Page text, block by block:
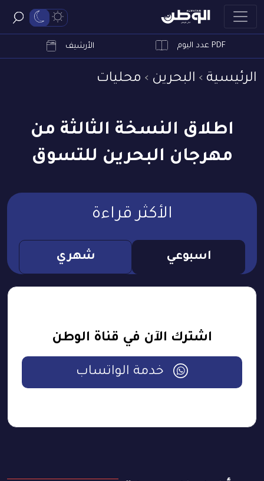
PDF عدد اليوم الأرشيف
الرئيسية البحرين محليات
اطلاق النسخة الثالثة من
مهرجان البحرين للتسوق
الأكثر قراءة
اسبوعي شهري
اشترك الآن في قناة الوطن
خدمة الواتساب